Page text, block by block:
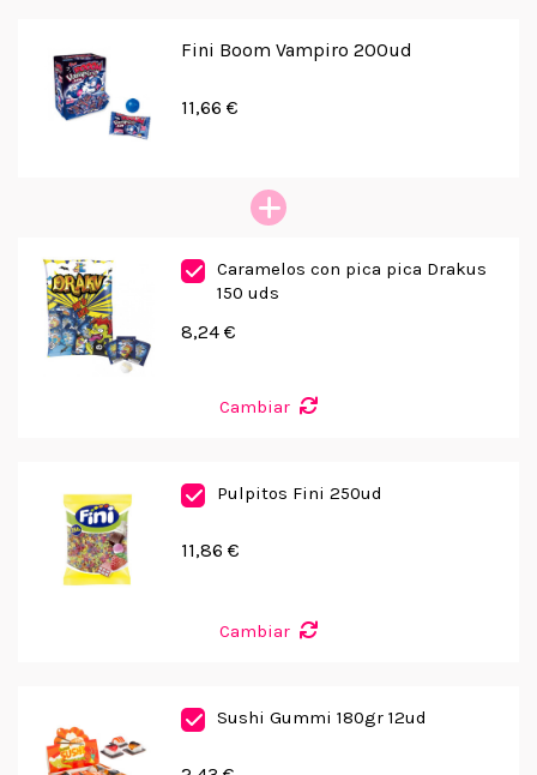
Fini Boom Vampiro 200ud
11,66 €
Caramelos con pica pica Drakus
150 uds
8,24 €
Cambiar
Pulpitos Fini 250ud
11,86 €
Cambiar
Sushi Gummi 180gr 12ud